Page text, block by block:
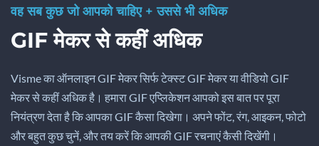
वह सब कुछ जो आपको चाहिए + उससे भी अधिक
GIF मेकर से कहीं अधिक
Visme का ऑनलाइन GIF मेकर सिर्फ टेक्स्ट GIF मेकर या वीडियो GIF
मेकर से कहीं अधिक है। हमारा GIF एप्लिकेशन आपको इस बात पर पूरा
नियंत्रण देता है कि आपका GIF कैसा दिखेगा। अपने फोंट, रंग, आइकन, फोटो
और बहुत कुछ चुनें, और तय करें कि आपकी GIF रचनाएं कैसी दिखेंगी।